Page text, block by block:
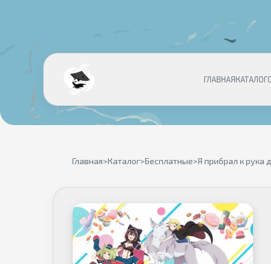
ГЛАВНАЯКАТАЛОГ
Главная>Каталог>Бесплатные>Я прибрал к рука